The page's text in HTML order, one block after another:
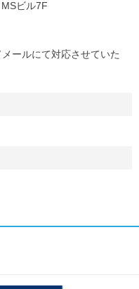
ビル7F
ールにて対応させていた